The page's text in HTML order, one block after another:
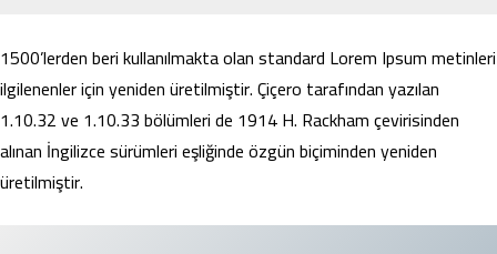
1500’lerden beri kullanılmakta olan standard Lorem Ipsum metinleri
ilgilenenler için yeniden üretilmiştir. Çiçero tarafından yazılan
1.10.32 ve 1.10.33 bölümleri de 1914 H. Rackham çevirisinden
alınan İngilizce sürümleri eşliğinde özgün biçiminden yeniden
üretilmiştir.